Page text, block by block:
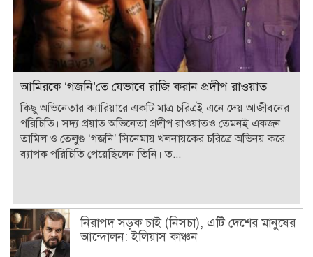
আমিরকে ‘গজনি’তে যেভাবে রাজি করান প্রদীপ রাওয়াত
কিছু অভিনেতার ক্যারিয়ারে একটি মাত্র চরিত্রই এনে দেয় আজীবনের
পরিচিতি। সদ্য প্রয়াত অভিনেতা প্রদীপ রাওয়াতও তেমনই একজন।
তামিল ও তেলুগু ‘গজনি’ সিনেমায় খলনায়কের চরিত্রে অভিনয় করে
ব্যাপক পরিচিতি পেয়েছিলেন তিনি। ত...
নিরাপদ সড়ক চাই (নিসচা), এটি দেশের মানুষের
আন্দোলন: ইলিয়াস কাঞ্চন